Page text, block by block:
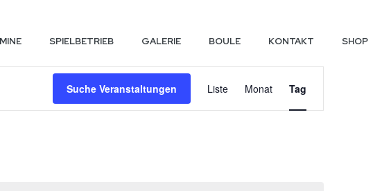
SPIELBETRIEB GALERIE BOULE KONTAKT SHOP
Suche Veranstaltungen Liste Monat Tag